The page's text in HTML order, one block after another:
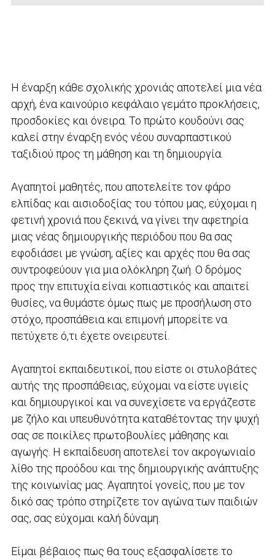
Η έναρξη κάθε σχολικής χρονιάς αποτελεί μια νέα
αρχή, ένα καινούριο κεφάλαιο γεμάτο προκλήσεις,
προσδοκίες και όνειρα. Το πρώτο κουδούνι σας
καλεί στην έναρξη ενός νέου συναρπαστικού
ταξιδιού προς τη μάθηση και τη δημιουργία.
Αγαπητοί μαθητές, που αποτελείτε τον φάρο
ελπίδας και αισιοδοξίας του τόπου μας, εύχομαι η
φετινή χρονιά που ξεκινά, να γίνει την αφετηρία
μιας νέας δημιουργικής περιόδου που θα σας
εφοδιάσει με γνώση, αξίες και αρχές που θα σας
συντροφεύουν για μια ολόκληρη ζωή. Ο δρόμος
προς την επιτυχία είναι κοπιαστικός και απαιτεί
θυσίες, να θυμάστε όμως πως με προσήλωση στο
στόχο, προσπάθεια και επιμονή μπορείτε να
πετύχετε ό,τι έχετε ονειρευτεί.
Αγαπητοί εκπαιδευτικοί, που είστε οι στυλοβάτες
αυτής της προσπάθειας, εύχομαι να είστε υγιείς
και δημιουργικοί και να συνεχίσετε να εργάζεστε
με ζήλο και υπευθυνότητα καταθέτοντας την ψυχή
σας σε ποικίλες πρωτοβουλίες μάθησης και
αγωγής. Η εκπαίδευση αποτελεί τον ακρογωνιαίο
λίθο της προόδου και της δημιουργικής ανάπτυξης
της κοινωνίας μας. Αγαπητοί γονείς, που με τον
δικό σας τρόπο στηρίζετε τον αγώνα των παιδιών
σας, σας εύχομαι καλή δύναμη.
Είμαι βέβαιος πως θα τους εξασφαλίσετε το